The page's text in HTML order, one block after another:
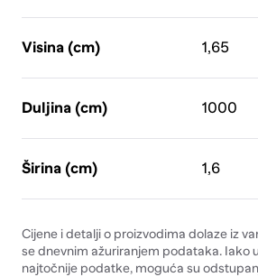
Visina (cm) 1,65
Duljina (cm) 1000
Širina (cm) 1,6
Cijene i detalji o proizvodima dolaze iz
se dnevnim ažuriranjem podataka. Iako
najtočnije podatke, moguća su